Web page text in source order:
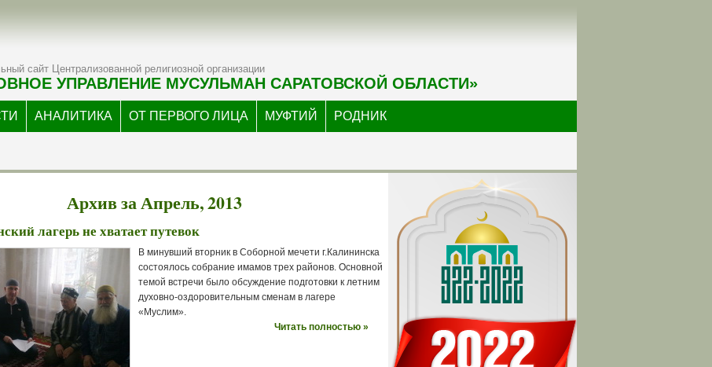
сайт Централизованной религиозной организации
УПРАВЛЕНИЕ МУСУЛЬМАН САРАТОВСКОЙ ОБЛАСТИ»
АНАЛИТИКА ОТ ПЕРВОГО ЛИЦА МУФТИЙ РОДНИК
Архив за Апрель, 2013
лагерь не хватает путевок
В минувший вторник в Соборной мечети г.Калининска
состоялось собрание имамов трех районов. Основной
темой встречи было обсуждение подготовки к летним
духовно-оздоровительным сменам в лагере
«Муслим».
Читать полностью »